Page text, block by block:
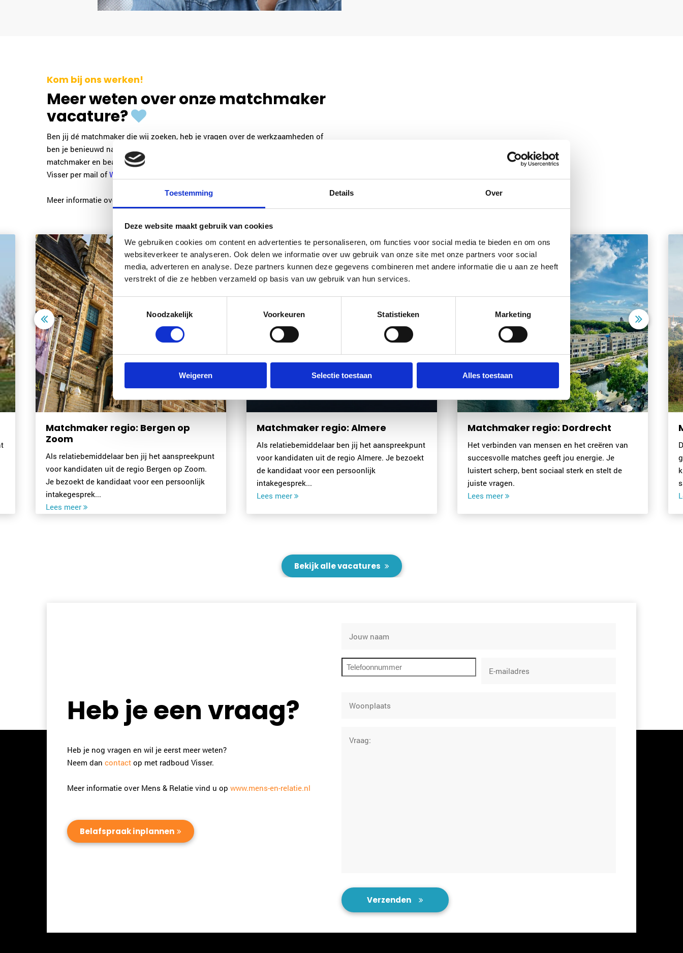
Toestemming Details Over
Deze website maakt gebruik van cookies
We gebruiken cookies om content en advertenties te personaliseren, om functies voor social media te bieden en om ons
websiteverkeer te analyseren. Ook delen we informatie over uw gebruik van onze site met onze partners voor social
media, adverteren en analyse. Deze partners kunnen deze gegevens combineren met andere informatie die u aan ze heeft
verstrekt of die ze hebben verzameld op basis van uw gebruik van hun services.
Toestemmingsselectie
Noodzakelijk
Voorkeuren Statistieken Marketing
Weigeren Selectie toestaan Alles toestaan
Kom bij ons werken!
Meer weten over onze matchmaker
vacature?
Ben jij dé matchmaker die wij zoeken, heb je vragen over de werkzaamheden of
ben je benieuwd naar praktijkvoorbeelden? Radboud Visser is een ervaren
matchmaker en beantwoordt graag al je vragen. Neem contact op met Radboud
Visser per mail ofWhatsApp
Meer informatie over Mens & Relatie vindt u op
Bergen op
ben jij het aanspreekpunt
de regio Bergen op Zoom.
voor een persoonlijk
Matchmaker regio: Almere
Als relatiebemiddelaar ben jij het aanspreekpunt
voor kandidaten uit de regio Almere. Je bezoekt
de kandidaat voor een persoonlijk
intakegesprek...
Matchmaker regio: Dordrecht
Het verbinden van mensen en het creëren van
succesvolle matches geeft jou energie. Je
luistert scherp, bent sociaal sterk en stelt de
Matchmaker regio:
Daarnaast is het van belang
gestructureerd, onafhankelijk
kunt werken, maar ook goed
Bekijk alle vacatures
Heb je een vraag?
Heb je nog vragen en wil je eerst meer weten?
Neem dan contact op met radboud Visser.
Meer informatie over Mens & Relatie vind u op www.mens-en-relatie.nl
Belafspraak inplannen
Telefoon
mailadres
Verzenden